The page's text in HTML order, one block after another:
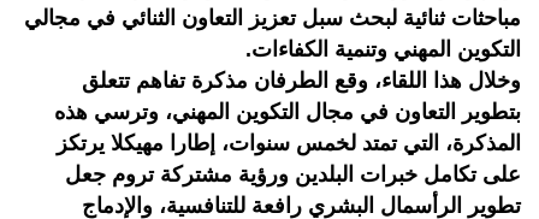
مباحثات ثنائية لبحث سبل تعزيز التعاون الثنائي في مجالي
التكوين المهني وتنمية الكفاءات.
وخلال هذا اللقاء، وقع الطرفان مذكرة تفاهم تتعلق
بتطوير التعاون في مجال التكوين المهني، وترسي هذه
المذكرة، التي تمتد لخمس سنوات، إطارا مهيكلا يرتكز
على تكامل خبرات البلدين ورؤية مشتركة تروم جعل
تطوير الرأسمال البشري رافعة للتنافسية، والإدماج